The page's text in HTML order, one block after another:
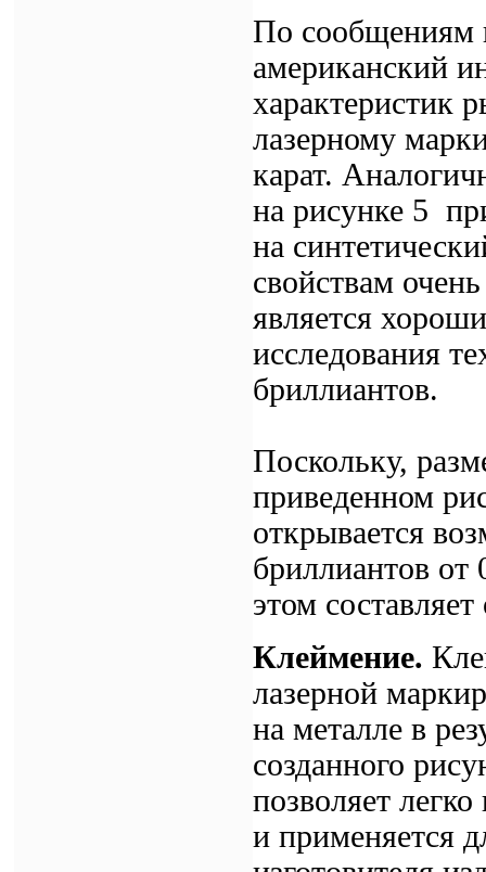
По сообщениям
американский
характеристик
лазерному
карат.
на рисунке 5
на
свойствам
является
исследования
бриллиантов.
Поскольку,
приведенном
открывается
бриллиантов от
этом
Клеймение.
лазерной
на металле в
созданного
позволяет
и применяется